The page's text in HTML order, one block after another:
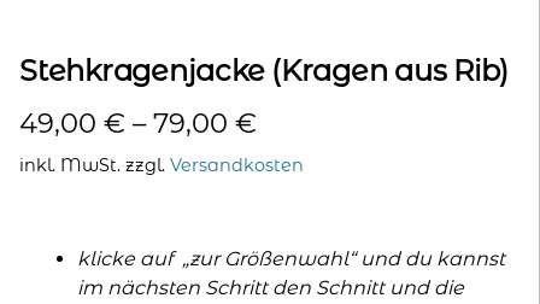
Stehkragenjacke (Kragen aus Rib)
49,00 € –79,00 €
inkl. MwSt. zzgl. Versandkosten
klicke auf „zur Größenwahl“ und du kannst
im nächsten Schritt den Schnitt und die